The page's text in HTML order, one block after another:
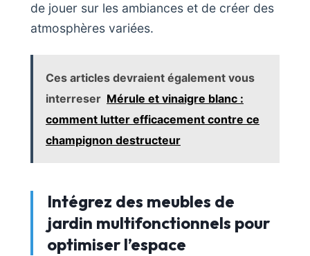
de jouer sur les ambiances et de créer des
atmosphères variées.
Ces articles devraient également vous
interreser Mérule et vinaigre blanc :
comment lutter efficacement contre ce
champignon destructeur
Intégrez des meubles de
jardin multifonctionnels pour
optimiser l’espace